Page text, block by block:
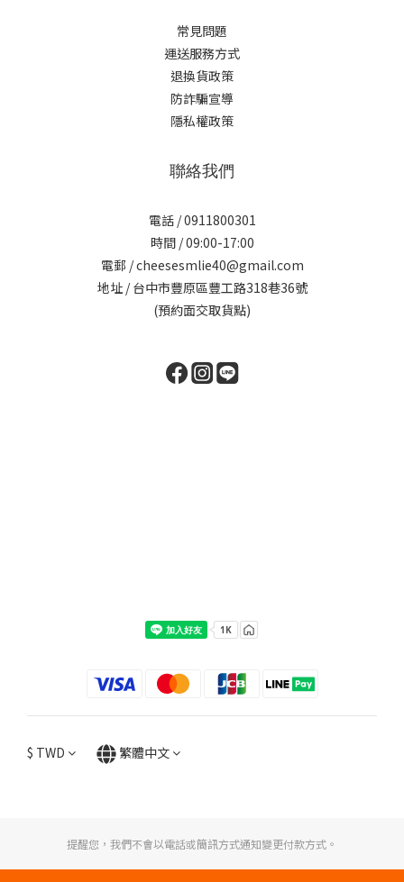
常見問題
運送服務方式
退換貨政策
防詐騙宣導
隱私權政策
聯絡我們
電話 / 0911800301
時間 / 09:00-17:00
電郵 / cheesesmlie40@gmail.com
地址 / 台中市豐原區豐工路318巷36號
(預約面交取貨點)
$ TWD 繁體中文
提醒您，我們不會以電話或簡訊方式通知變更付款方式。